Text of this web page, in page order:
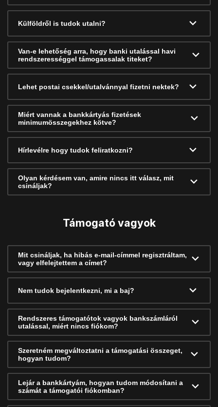
Külföldről is tudok utalni?
Van-e lehetőség arra, hogy banki utalással havi
rendszerességgel támogassalak titeket?
Lehet postai csekkel/utalvánnyal fizetni nektek?
Miért vannak a bankkártyás fizetések
minimumösszegekhez kötve?
Hírlevélre hogy tudok feliratkozni?
Olyan kérdésem van, amire nincs itt válasz, mit
csináljak?
Támogató vagyok
Mit csináljak, ha hibás e-mail-címmel regisztráltam,
vagy elfelejtettem a címet?
Nem tudok bejelentkezni, mi a baj?
Rendszeres támogatótok vagyok bankszámláról
utalással, miért nincs fiókom?
Szeretném megváltoztatni a támogatási összeget,
hogyan tudom?
Lejár a bankkártyám, hogyan tudom módosítani a
számát a támogatói fiókomban?